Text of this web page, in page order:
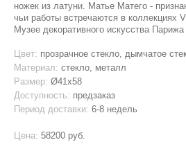
ножек из латуни. Матье Матего -
чьи работы встречаются в коллекциях
Музее декоративного искусства
Цвет: прозрачное стекло, дымчатое
Материал: стекло, металл
Размер: Ø41x58
Доступность: предзаказ
Период доставки: 6-8 недель
Цена: 58200 руб.